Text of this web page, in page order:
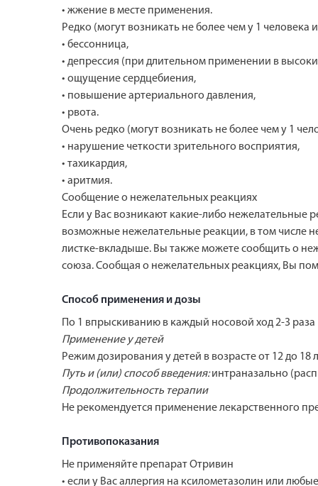
• жжение в месте применения.
Редко (могут возникать не более чем у 1 человека
• бессонница,
• депрессия (при длительном применении в
• ощущение сердцебиения,
• повышение артериального давления,
• рвота.
Очень редко (могут возникать не более чем у 1
• нарушение четкости зрительного восприятия,
• тахикардия,
• аритмия.
Сообщение о нежелательных реакциях
Если у Вас возникают какие-либо нежелательные
возможные нежелательные реакции, в том числе
листке-вкладыше. Вы также можете сообщить о
союза. Сообщая о нежелательных реакциях, Вы
Способ применения и дозы
По 1 впрыскиванию в каждый носовой ход 2-3 раза
Применение у детей
Режим дозирования у детей в возрасте от 12 до
Путь и (или) способ введения:интраназально
Продолжительность терапии
Не рекомендуется применение лекарственного
Противопоказания
Не применяйте препарат Отривин
• если у Вас аллергия на ксилометазолин или